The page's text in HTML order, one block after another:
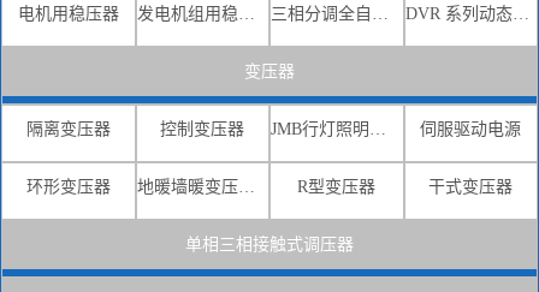
电机用稳压器 发电机组用稳压器 三相分调全自动补偿式电力稳压器 DVR 系列动态电压恢复器
变压器
隔离变压器 控制变压器 JMB行灯照明变压器 伺服驱动电源
环形变压器 地暖墙暖变压器电源 R型变压器 干式变压器
单相三相接触式调压器